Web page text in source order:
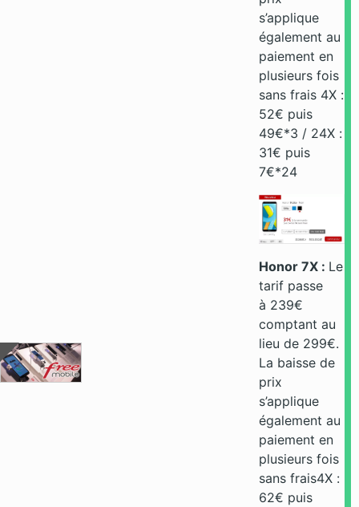
s’applique
également au
paiement en
plusieurs fois
sans frais 4X :
52€ puis
49€*3 / 24X :
31€ puis
7€*24
Honor 7X : Le
tarif passe
à 239€
comptant au
lieu de 299€.
La baisse de
prix
s’applique
également au
paiement en
plusieurs fois
sans frais4X :
62€ puis